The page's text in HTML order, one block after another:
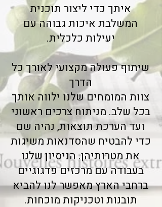
איתך כדי ליצור תוכנית
המשלבת איכות גבוהה עם
יעילות כלכלית.
שיתוף פעולה מקצועי לאורך כל
הדרך
צוות המומחים שלנו ילווה אותך
בכל שלב. מניתוח צרכים ראשוני
ועד הערכת תוצאות, נהיה שם
כדי להבטיח שהסדנאות משיגות
את מטרותיהן. הניסיון שלנו
בעבודה עם מרכזים פדגוגיים
ברחבי הארץ מאפשר לנו להביא
תובנות וטכניקות מוכחות.